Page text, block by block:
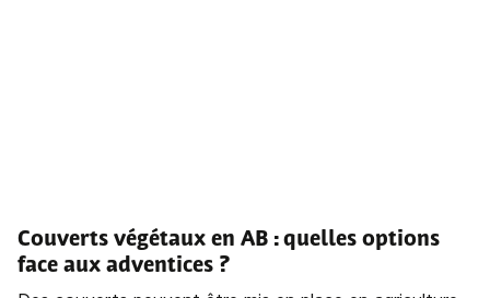
Couverts végétaux en AB : quelles options
face aux adventices ?